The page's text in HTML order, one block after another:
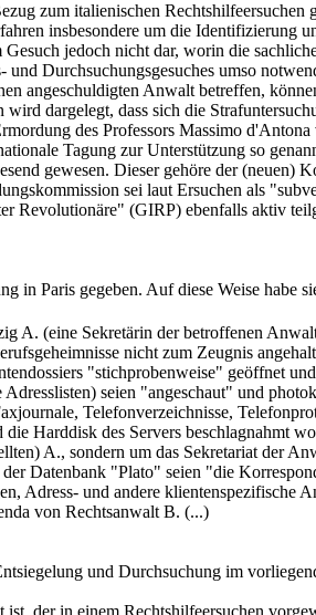
zum italienischen
insbesondere um die
jedoch nicht dar, worin die
Durchsuchungsgesuches umso
angeschuldigten Anwalt betreffen,
dargelegt, dass sich die
des Professors Massimo
Tagung zur Unterstützung so
gewesen. Dieser gehöre der (neuen)
sei laut Ersuchen als
Revolutionäre" (GIRP) ebenfalls aktiv
in Paris gegeben. Auf diese Weise habe
A. (eine Sekretärin der betroffenen
nicht zum Zeugnis
"stichprobenweise" geöffnet
seien "angeschaut" und
Telefonverzeichnisse,
Harddisk des Servers beschlagnahmt
A., sondern um das Sekretariat der
Datenbank "Plato" seien "die
Adress- und andere
von Rechtsanwalt B. (...)
und Durchsuchung im